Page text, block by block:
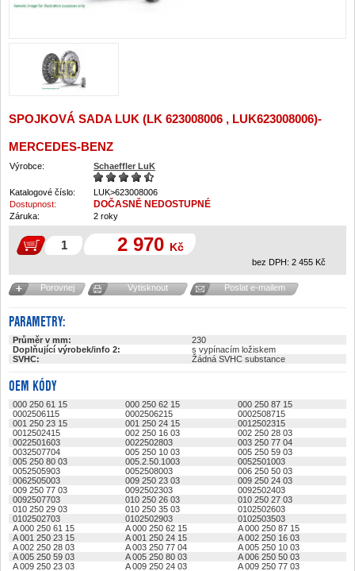
SPOJKOVÁ SADA LUK (LK 623008006 , LUK623008006)-
MERCEDES-BENZ
Výrobce: Schaeffler LuK
Katalogové číslo:
LUK>623008006
Dostupnost:
DOČASNĚ NEDOSTUPNÉ
Záruka: 2 roky
2 970 Kč
bez DPH: 2 455 Kč
Porovnej Vytisknout Poslat e-mailem
PARAMETRY:
Průměr v mm:
230
Doplňující výrobek/info 2:
s vypínacím ložiskem
SVHC:
Žádná SVHC substance
OEM KÓDY
000 250 61 15 000 250 62 15
000 250 87 15
0002506115
0002506215
0002508715
001 250 23 15
001 250 24 15
0012502315
0012502415
002 250 16 03
002 250 28 03
0022501603
0022502803
003 250 77 04
0032507704
005 250 10 03
005 250 59 03
005 250 80 03
005.2.50.1003
0052501003
0052505903
0052508003
006 250 50 03
0062505003
009 250 23 03
009 250 24 03
009 250 77 03
0092502303
0092502403
0092507703
010 250 26 03
010 250 27 03
010 250 29 03
010 250 35 03
0102502603
0102502703
0102502903
0102503503
A 000 250 61 15
A 000 250 62 15
A 000 250 87 15
A 001 250 23 15
A 001 250 24 15
A 002 250 16 03
A 002 250 28 03
A 003 250 77 04
A 005 250 10 03
A 005 250 59 03
A 005 250 80 03
A 006 250 50 03
A 009 250 23 03
A 009 250 24 03 A 009 250 77 03